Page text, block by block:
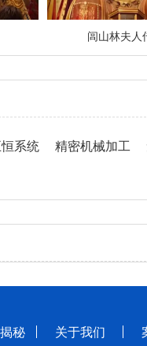
闾山林夫人
系统 精密机械加工
秘 关于我们